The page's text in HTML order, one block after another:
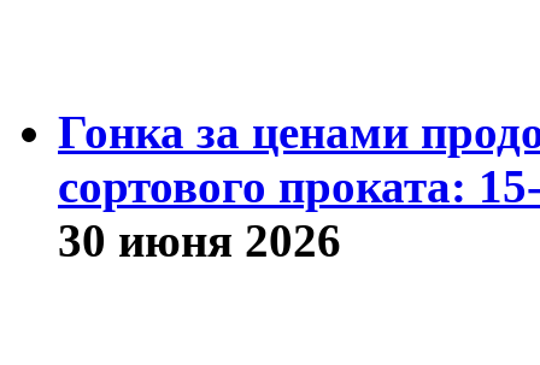
Гонка за ценами
сортового проката:
30 июня 2026